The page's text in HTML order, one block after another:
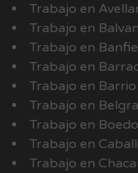
Trabajo en
Trabajo en
Trabajo en
Trabajo en
Trabajo en
Trabajo en
Trabajo en Boedo
Trabajo en
Trabajo en